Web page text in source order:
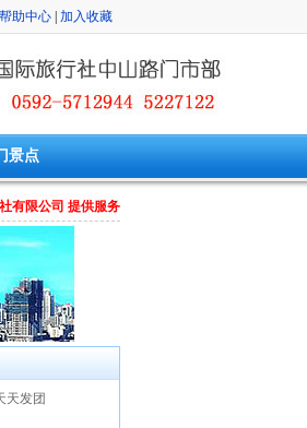
帮助中心 加入收藏
景点
有限公司 提供服务
天发团